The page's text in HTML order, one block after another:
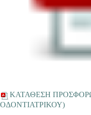
ΚΑΤΑΘΕΣΗ
ΟΔΟΝΤΙΑΤΡΙΚΟΥ)